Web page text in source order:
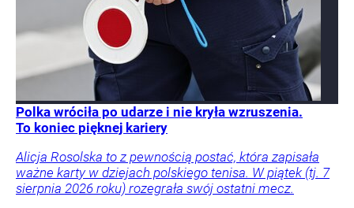
Polka wróciła po udarze i nie kryła wzruszenia.
To koniec pięknej kariery
Alicja Rosolska to z pewnością postać, która zapisała
ważne karty w dziejach polskiego tenisa. W piątek (tj. 7
sierpnia 2026 roku) rozegrała swój ostatni mecz.